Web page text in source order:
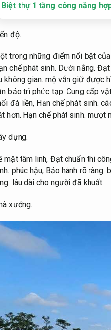
Biệt thự 1 tầng công năng
độ.
trong những điểm nổi bật
chế phát sinh. Dưới nắng,Đạt
không gian. mộ vẫn giữ được
bảo trì phức tạp.Cung cấp
đá liền, Hạn chế phát sinh.
hơn, Hạn chế phát sinh. mượt
dựng.
mặt tâm linh, Đạt chuẩn thi
phúc hậu, Bảo hành rõ ràng.
lâu dài cho người đã khuất.
xưởng.